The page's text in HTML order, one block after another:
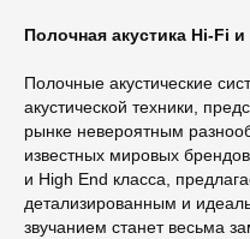
Полочная акустика Hi-Fi
Полочные акустические
акустической техники,
рынке невероятным
известных мировых
и High End класса,
детализированным и
звучанием станет весьма